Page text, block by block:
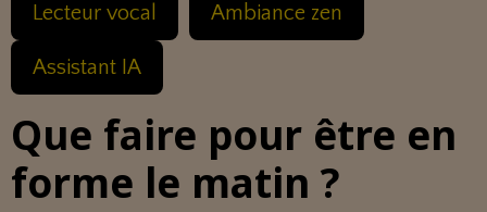
Lecteur vocal Ambiance zen
Assistant IA
Que faire pour être en
forme le matin ?